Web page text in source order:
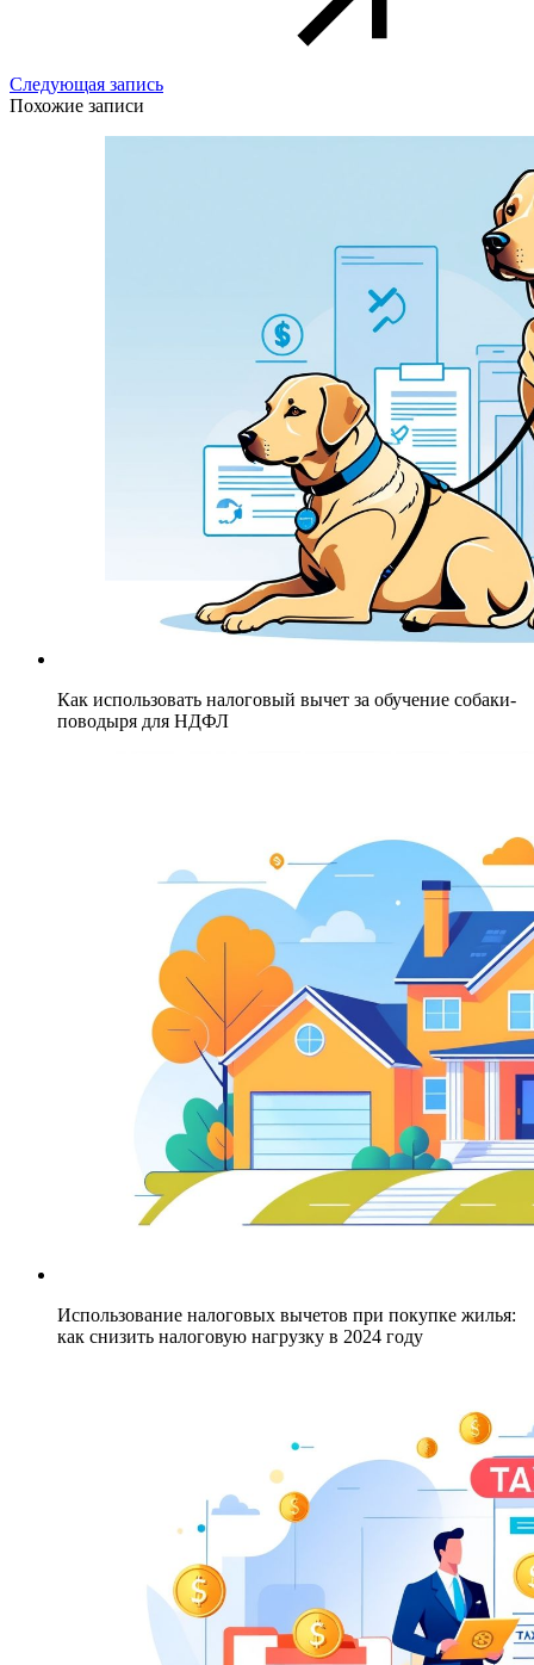
Следующая запись
Похожие записи
Как использовать налоговый вычет за обучение собаки-
поводыря для НДФЛ
Использование налоговых вычетов при покупке жилья:
как снизить налоговую нагрузку в 2024 году